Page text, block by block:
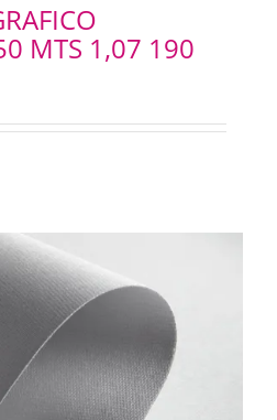
MTS 1,07 190